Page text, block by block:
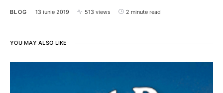
BLOG 13 iunie 2019 513 views 2 minute read
YOU MAY ALSO LIKE